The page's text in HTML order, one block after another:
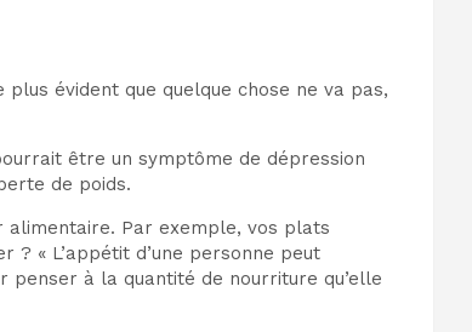
évident que quelque chose ne va pas,
être un symptôme de dépression
de poids.
Par exemple, vos plats
« L’appétit d’une personne peut
penser à la quantité de nourriture qu’elle